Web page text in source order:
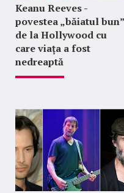
Keanu Reeves -
povestea „băiatul bun”
de la Hollywood cu
care viața a fost
nedreaptă